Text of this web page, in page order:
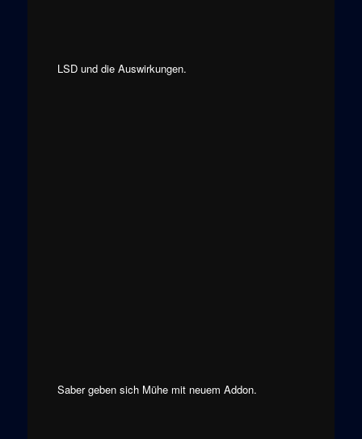
LSD und die Auswirkungen.
Saber geben sich Mühe mit neuem Addon.